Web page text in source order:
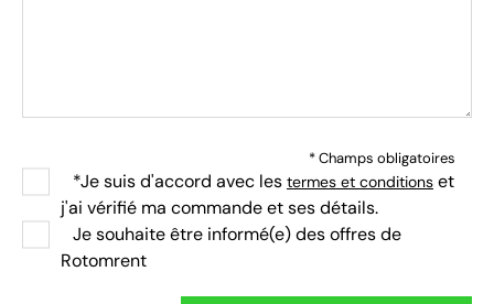
* Champs obligatoires
*Je suis d'accord avec les termes et conditions et
j'ai vérifié ma commande et ses détails.
Je souhaite être informé(e) des offres de
Rotomrent